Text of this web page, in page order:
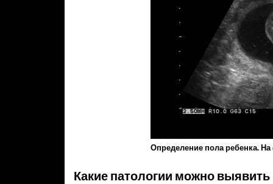
Определение пола ребенка.
Какие патологии можно выявить